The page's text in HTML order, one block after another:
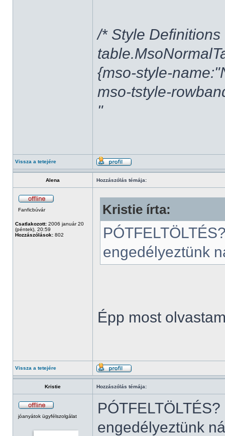
/* Style Definitions
{mso-style-
mso-tstyle-
"
Vissza a tetejére
Alena Hozzászólás témája:
Fanficbúvár
Csatlakozott: 2006 január 20
(péntek), 20:59
Hozzászólások: 802
Kristie írta:
engedélyeztünk
Épp most
Vissza a tetejére
Kristie Hozzászólás témája:
jóanyátok ügyfélszolgálat
engedélyeztünk